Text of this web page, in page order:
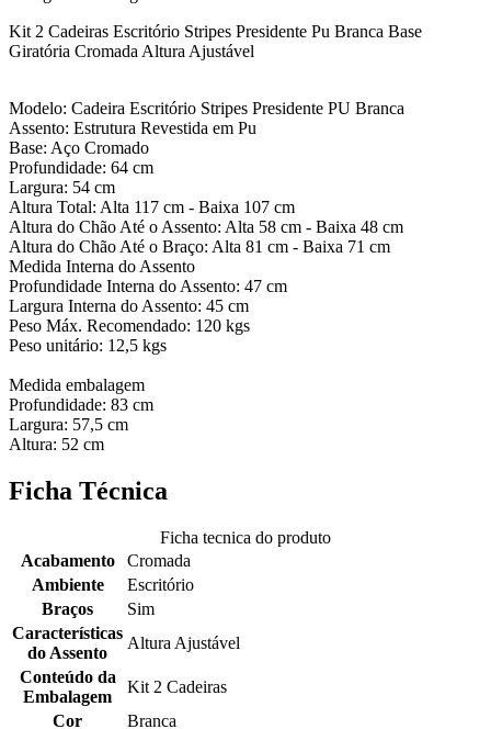
Kit 2 Cadeiras Escritório Stripes Presidente Pu Branca Base
Giratória Cromada Altura Ajustável
Modelo: Cadeira Escritório Stripes Presidente PU Branca
Assento: Estrutura Revestida em Pu
Base: Aço Cromado
Profundidade: 64 cm
Largura: 54 cm
Altura Total: Alta 117 cm - Baixa 107 cm
Altura do Chão Até o Assento: Alta 58 cm - Baixa 48 cm
Altura do Chão Até o Braço: Alta 81 cm - Baixa 71 cm
Medida Interna do Assento
Profundidade Interna do Assento: 47 cm
Largura Interna do Assento: 45 cm
Peso Máx. Recomendado: 120 kgs
Peso unitário: 12,5 kgs
Medida embalagem
Profundidade: 83 cm
Largura: 57,5 cm
Altura: 52 cm
Ficha Técnica
Ficha tecnica do produto
Acabamento
Cromada
Ambiente
Escritório
Braços
Sim
Características
do Assento
Altura Ajustável
Conteúdo da
Embalagem
Kit 2 Cadeiras
Cor
Branca